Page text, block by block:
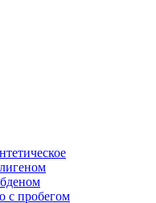
с пробегом